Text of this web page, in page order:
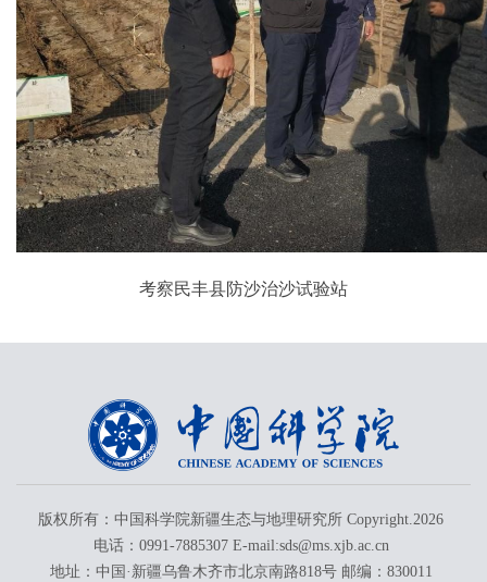
考察民丰县防沙治沙试验站
版权所有：中国科学院新疆生态与地理研究所 Copyright. 2026
电话：0991-7885307 E-mail:sds@ms.xjb.ac.cn
地址：中国·新疆乌鲁木齐市北京南路818号 邮编：830011